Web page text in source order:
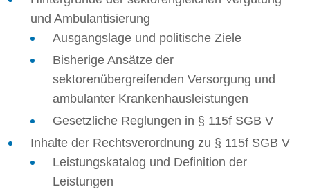
und Ambulantisierung
Ausgangslage und politische Ziele
Bisherige Ansätze der
sektorenübergreifenden Versorgung und
ambulanter Krankenhausleistungen
Gesetzliche Reglungen in § 115f SGB V
Inhalte der Rechtsverordnung zu § 115f SGB V
Leistungskatalog und Definition der
Leistungen